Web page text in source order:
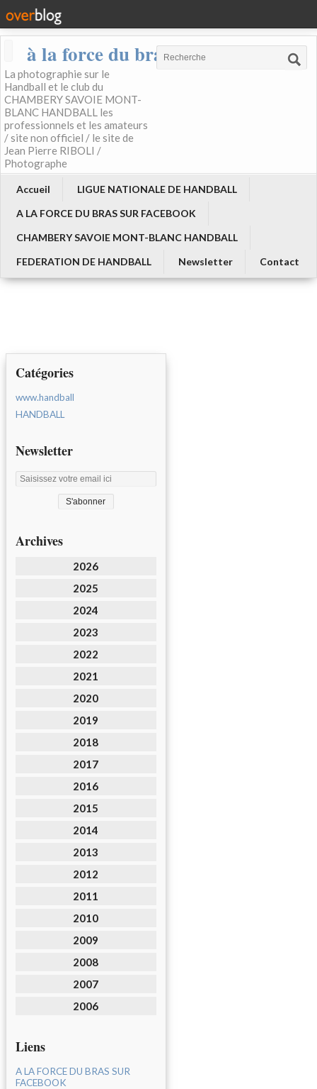
à la force du bras
La photographie sur le
Handball et le club du
CHAMBERY SAVOIE MONT-
BLANC HANDBALL les
professionnels et les amateurs
/ site non officiel / le site de
Jean Pierre RIBOLI /
Photographe
Accueil
LIGUE NATIONALE DE HANDBALL
A LA FORCE DU BRAS SUR FACEBOOK
CHAMBERY SAVOIE MONT-BLANC HANDBALL
FEDERATION DE HANDBALL
Newsletter Contact
Catégories
www.handball
HANDBALL
Newsletter
Archives
2026
2025
2024
2023
2022
2021
2020
2019
2018
2017
2016
2015
2014
2013
2012
2011
2010
2009
2008
2007
2006
Liens
A LA FORCE DU BRAS SUR
FACEBOOK